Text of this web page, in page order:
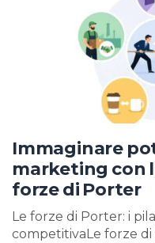
Immaginare
marketing con
forze di Porter
Le forze di Porter: i
competitivaLe forze